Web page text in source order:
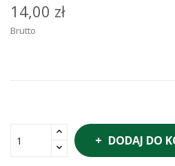
14,00 zł
Brutto
DODAJ DO